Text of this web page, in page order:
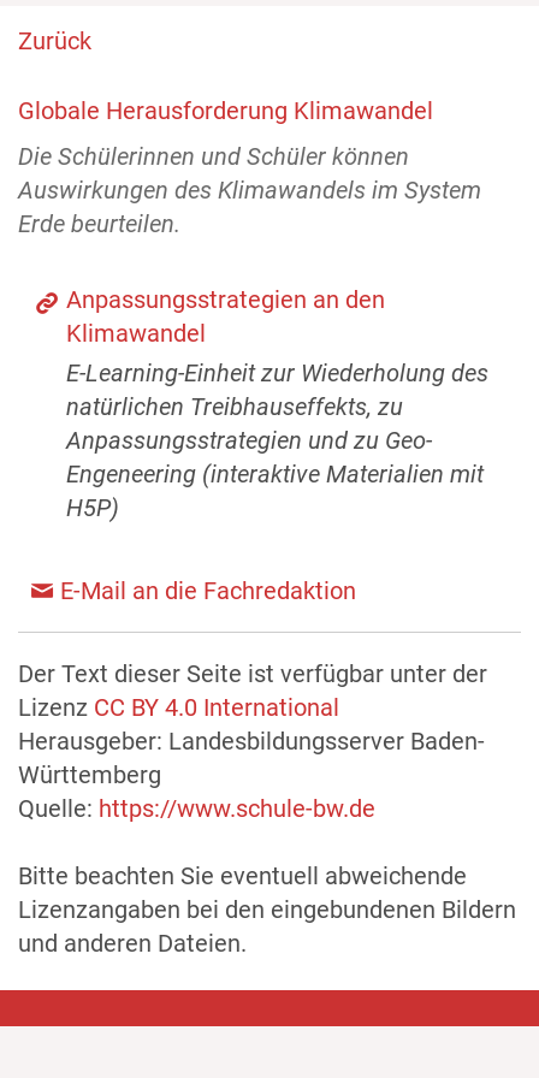
Zurück
Globale Herausforderung Klimawandel
Die Schülerinnen und Schüler können
Auswirkungen des Klimawandels im System
Erde beurteilen.
Anpassungsstrategien an den
Klimawandel
E-Learning-Einheit zur Wiederholung des
natürlichen Treibhauseffekts, zu
Anpassungsstrategien und zu Geo-
Engeneering (interaktive Materialien mit
H5P)
E-Mail an die Fachredaktion
Der Text dieser Seite ist verfügbar unter der
Lizenz CC BY 4.0 International
Herausgeber: Landesbildungsserver Baden-
Württemberg
Quelle: https://www.schule-bw.de
Bitte beachten Sie eventuell abweichende
Lizenzangaben bei den eingebundenen Bildern
und anderen Dateien.